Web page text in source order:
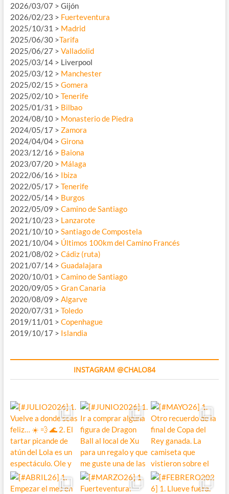
2026/03/07 > Gijón
2026/02/23 > Fuerteventura
2025/10/31 > Madrid
2025/06/30 >Tarifa
2025/06/27 > Valladolid
2025/03/14 > Liverpool
2025/03/12 > Manchester
2025/02/15 > Gomera
2025/02/10 > Tenerife
2025/01/31 > Bilbao
2024/08/10 > Monasterio de Piedra
2024/05/17 > Zamora
2024/04/04 > Girona
2023/12/16 > Baiona
2023/07/20 > Málaga
2022/06/16 > Ibiza
2022/05/17 > Tenerife
2022/05/14 > Burgos
2022/05/09 > Camino de Santiago
2021/10/23 > Lanzarote
2021/10/10 > Santiago de Compostela
2021/10/04 > Últimos 100km del Camino Francés
2021/08/02 > Cádiz (ruta)
2021/07/14 > Guadalajara
2020/10/01 > Camino de Santiago
2020/09/05 > Gran Canaria
2020/08/09 > Algarve
2020/07/31 > Toledo
2019/11/01 > Copenhague
2019/10/17 > Islandia
INSTAGRAM @CHALO84